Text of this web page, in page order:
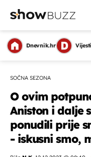
Dnevnik.hr
SOČNA SEZONA
O ovim
Aniston i dalje
ponudili prije
- iskusni smo,